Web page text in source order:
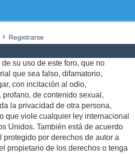
Registrarse
su uso de este foro, que no
que sea falso, difamatorio,
con incitación al odio,
de contenido sexual,
la privacidad de otra persona,
que viole cualquier ley internacional
Unidos. También está de acuerdo
protegido por derechos de autor a
propietario de los derechos o tenga